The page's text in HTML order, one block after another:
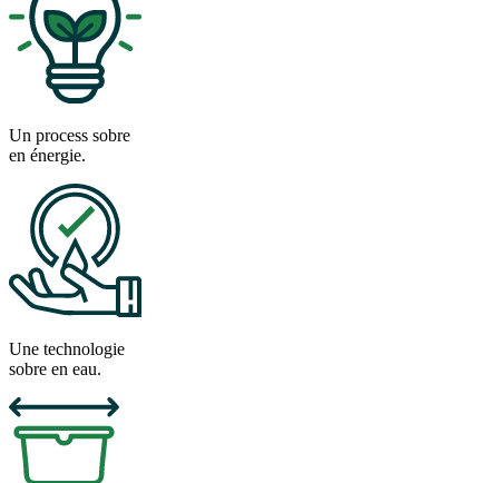
Un process sobre
en énergie.
Une technologie
sobre en eau.